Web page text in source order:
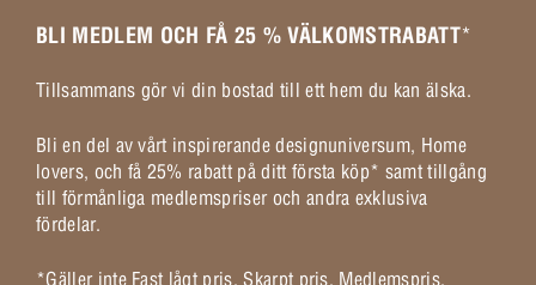
BLI MEDLEM OCH FÅ 25 % VÄLKOMSTRABATT*
Tillsammans gör vi din bostad till ett hem du kan älska.
Bli en del av vårt inspirerande designuniversum, Home
lovers, och få 25% rabatt på ditt första köp* samt tillgång
till förmånliga medlemspriser och andra exklusiva
fördelar.
*Gäller inte Fast lågt pris, Skarpt pris, Medlemspris,